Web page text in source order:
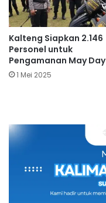
Kalteng Siapkan 2.146
Personel untuk
Pengamanan May Day
1 Mei 2025